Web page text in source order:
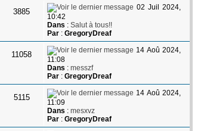
3885
02 Juil 2024,
10:42
Dans : Salut à tous!!
Par: GregoryDreaf
11058
14 Aoû 2024,
11:08
Dans : messzf
Par: GregoryDreaf
5115
14 Aoû 2024,
11:09
Dans : mesxvz
Par: GregoryDreaf